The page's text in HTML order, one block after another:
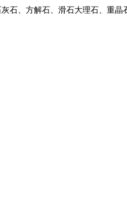
石、方解石、滑石大理石、重